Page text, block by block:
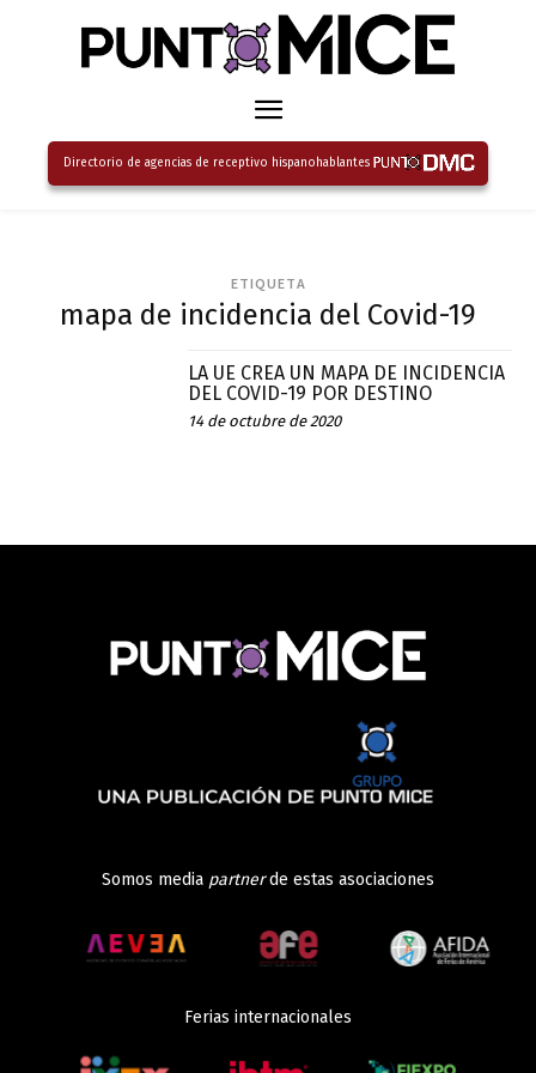
Directorio de agencias de receptivo hispanohablantes
ETIQUETA
mapa de incidencia del Covid-19
LA UE CREA UN MAPA DE INCIDENCIA
DEL COVID-19 POR DESTINO
14 de octubre de 2020
Somos media partnerde estas asociaciones
Ferias internacionales